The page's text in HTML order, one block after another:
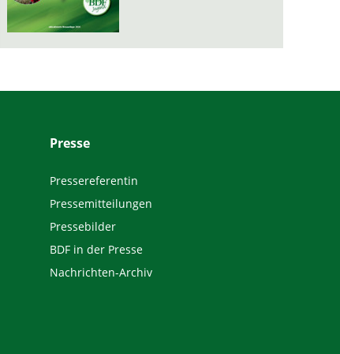
Presse
Pressereferentin
Pressemitteilungen
Pressebilder
BDF in der Presse
Nachrichten-Archiv